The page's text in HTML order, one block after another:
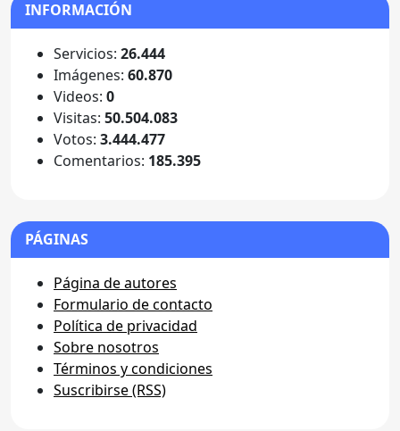
INFORMACIÓN
Servicios: 26.444
Imágenes: 60.870
Videos: 0
Visitas: 50.504.083
Votos: 3.444.477
Comentarios: 185.395
PÁGINAS
Página de autores
Formulario de contacto
Política de privacidad
Sobre nosotros
Términos y condiciones
Suscribirse (RSS)